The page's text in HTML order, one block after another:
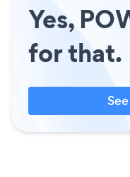
Yes,
for that.